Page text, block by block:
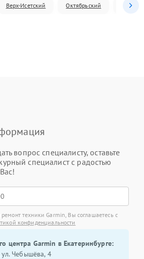
Верх-Исетский Октябрьский
вопрос специалисту, оставьте
специалист с радостью
техники Garmin, Вы соглашаетесь с
конфиденциальности
центра Garmin в Екатеринбурге:
ул. Чебышёва, 4